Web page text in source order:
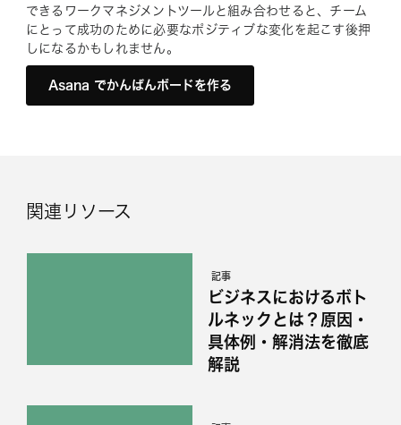
できるワークマネジメントツールと組み合わせると、チーム
にとって成功のために必要なポジティブな変化を起こす後押
しになるかもしれません。
Asana でかんばんボードを作る
関連リソース
記事
ビジネスにおけるボト
ルネックとは？原因・
具体例・解消法を徹底
解説